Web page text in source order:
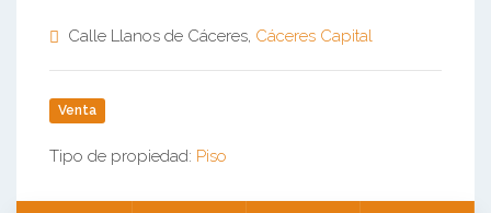
Calle Llanos de Cáceres, Cáceres Capital
Venta
Tipo de propiedad: Piso